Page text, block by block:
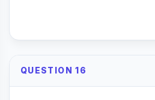
QUESTION 16